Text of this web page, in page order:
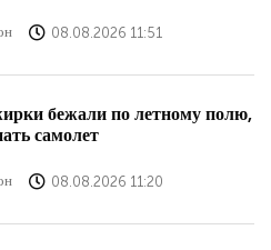
08.08.2026 11:51
бежали по летному полю,
самолет
08.08.2026 11:20